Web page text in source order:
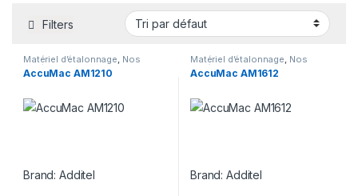
Filters
Matériel d’étalonnage Nos
Catégories ,Sondes de
température
AccuMac AM1210
Brand:Additel
Matériel d’étalonnage Nos
Catégories ,Sondes de
température
AccuMac AM1612
Brand:Additel